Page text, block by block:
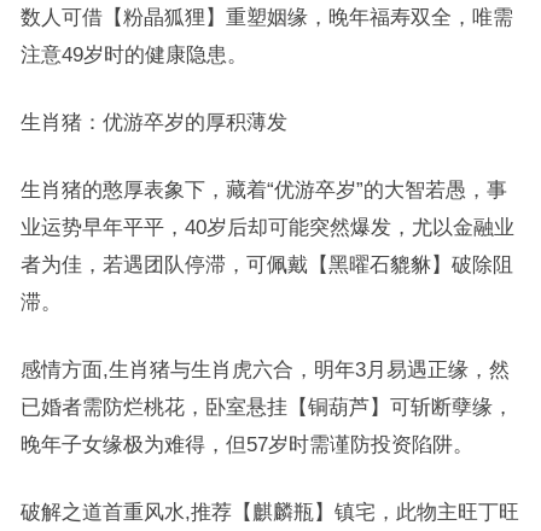
数人可借【粉晶狐狸】重塑姻缘，晚年福寿双全，唯需
注意49岁时的健康隐患。
生肖猪：优游卒岁的厚积薄发
生肖猪的憨厚表象下，藏着“优游卒岁”的大智若愚，事
业运势早年平平，40岁后却可能突然爆发，尤以金融业
者为佳，若遇团队停滞，可佩戴【黑曜石貔貅】破除阻
滞。
感情方面,生肖猪与生肖虎六合，明年3月易遇正缘，然
已婚者需防烂桃花，卧室悬挂【铜葫芦】可斩断孽缘，
晚年子女缘极为难得，但57岁时需谨防投资陷阱。
破解之道首重风水,推荐【麒麟瓶】镇宅，此物主旺丁旺